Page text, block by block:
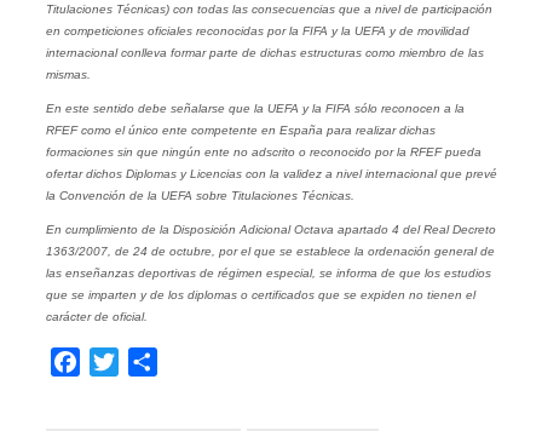
Titulaciones Técnicas) con todas las consecuencias que a nivel de participación
en competiciones oficiales reconocidas por la FIFA y la UEFA y de movilidad
internacional conlleva formar parte de dichas estructuras como miembro de las
mismas.
En este sentido debe señalarse que la UEFA y la FIFA sólo reconocen a la
RFEF como el único ente competente en España para realizar dichas
formaciones sin que ningún ente no adscrito o reconocido por la RFEF pueda
ofertar dichos Diplomas y Licencias con la validez a nivel internacional que prevé
la Convención de la UEFA sobre Titulaciones Técnicas.
En cumplimiento de la Disposición Adicional Octava apartado 4 del Real Decreto
1363/2007, de 24 de octubre, por el que se establece la ordenación general de
las enseñanzas deportivas de régimen especial, se informa de que los estudios
que se imparten y de los diplomas o certificados que se expiden no tienen el
carácter de oficial.
Facebook
Twitter